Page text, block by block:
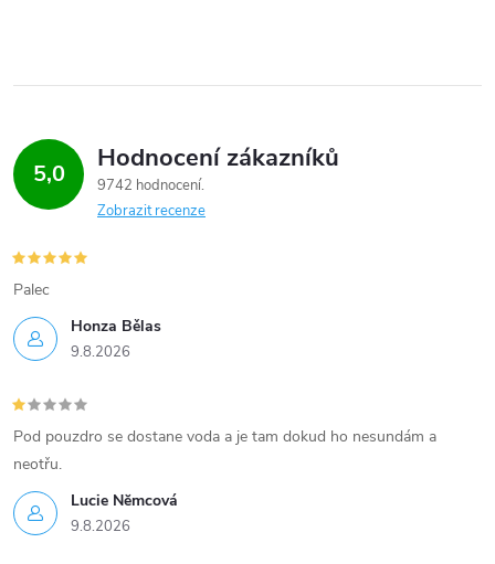
5,0 Hodnocení zákazníků
9742 hodnocení
Zobrazit recenze
Honza Bělas
9.8.2026
Palec
Lucie Nĕmcová
9.8.2026
Pod pouzdro se dostane voda a je tam dokud ho nesundám a
neotřu.